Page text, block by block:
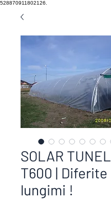
528870911802126.
SOLAR TUNEL
T600 | Diferite
lungimi !